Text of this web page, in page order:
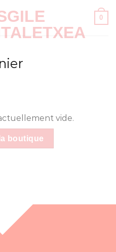
0
vide.
boutique